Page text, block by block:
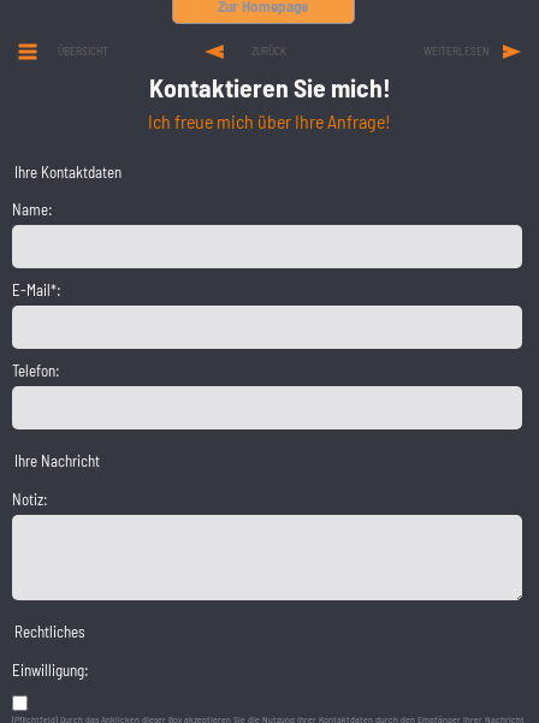
Zur Homepage
ÜBERSICHT ZURÜCK WEITERLESEN
Kontaktieren Sie mich!
Ich freue mich über Ihre Anfrage!
Ihre Kontaktdaten
Name:
E-Mail*:
Telefon:
Ihre Nachricht
Notiz:
Rechtliches
Einwilligung:
(Pflichtfeld) Durch das Anklicken dieser Box akzeptieren Sie die Nutzung Ihrer Kontaktdaten durch den Empfänger Ihrer Nachricht